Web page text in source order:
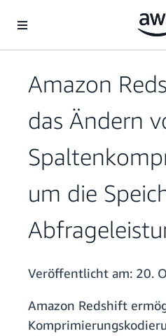
Überspringen zum Hauptinhalt
Amazon
das Ändern
um die
Veröffentlicht am: 20.
Amazon Redshift